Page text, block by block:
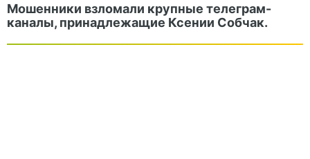
Мошенники взломали крупные телеграм-
каналы, принадлежащие Ксении Собчак.